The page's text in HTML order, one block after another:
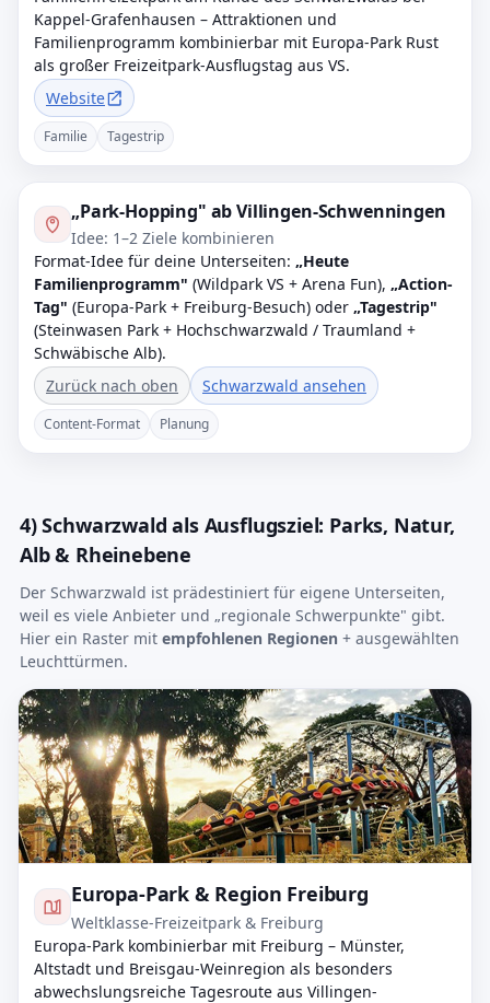
Kappel-Grafenhausen – Attraktionen und
Familienprogramm kombinierbar mit Europa-Park Rust
als großer Freizeitpark-Ausflugstag aus VS.
Website
Familie Tagestrip
„Park-Hopping" ab Villingen-Schwenningen
Idee: 1–2 Ziele kombinieren
Format-Idee für deine Unterseiten: „Heute
Familienprogramm" (Wildpark VS + Arena Fun), „Action-
Tag" (Europa-Park + Freiburg-Besuch) oder „Tagestrip"
(Steinwasen Park + Hochschwarzwald / Traumland +
Schwäbische Alb).
Zurück nach oben
Schwarzwald ansehen
Content-Format Planung
4) Schwarzwald als Ausflugsziel: Parks, Natur,
Alb & Rheinebene
Der Schwarzwald ist prädestiniert für eigene Unterseiten,
weil es viele Anbieter und „regionale Schwerpunkte" gibt.
Hier ein Raster mit empfohlenen Regionen + ausgewählten
Leuchttürmen.
Europa-Park & Region Freiburg
Weltklasse-Freizeitpark & Freiburg
Europa-Park kombinierbar mit Freiburg – Münster,
Altstadt und Breisgau-Weinregion als besonders
abwechslungsreiche Tagesroute aus Villingen-